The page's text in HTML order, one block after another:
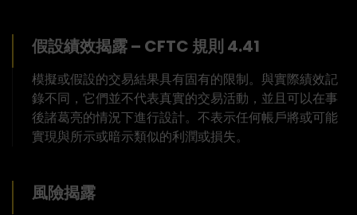
假設績效揭露 – CFTC 規則 4.41
模擬或假設的交易結果具有固有的限制。與實際績效記
錄不同，它們並不代表真實的交易活動，並且可以在事
後諸葛亮的情況下進行設計。不表示任何帳戶將或可能
實現與所示或暗示類似的利潤或損失。
風險揭露